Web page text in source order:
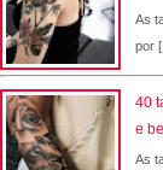
As
por
40
e
As